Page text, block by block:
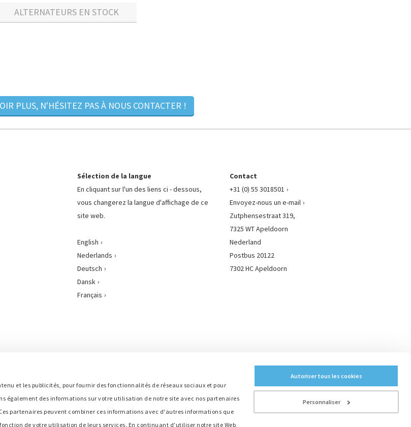
et les publicités, pour fournir des fonctionnalités de réseaux sociaux et pour
également des informations sur votre utilisation de notre site avec nos partenaires
partenaires peuvent combiner ces informations avec d'autres informations que
de votre utilisation de leurs services. En continuant d'utiliser notre site Web,
Autoriser tous les cookies
Personnaliser
ALTERNATEURS EN STOCK
PLUS, N'HÉSITEZ PAS À NOUS CONTACTER !
Sélection de la langue
En cliquant sur l'un des liens ci - dessous,
vous changerez la langue d'affichage de ce
site web.
English
Nederlands
Deutsch
Dansk
Français
Contact
+31 (0) 55 3018501
Envoyez-nous un e-mail
Zutphensestraat 319,
7325 WT Apeldoorn
Nederland
Postbus 20122
7302 HC Apeldoorn